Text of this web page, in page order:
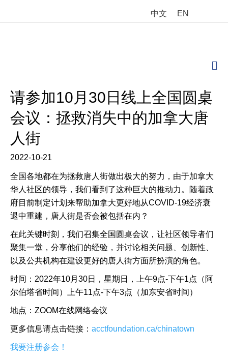
中文 EN
请参加10月30日线上全国圆桌
会议：拯救消失中的加拿大唐
人街
2022-10-21
全国各地都在为拯救唐人街做出极大的努力，由于加拿大
华人社区的领导，我们看到了这种巨大的推动力。随着政
府目前制定计划来帮助加拿大更好地从COVID-19经济衰
退中重建，唐人街是否会被包括在内？
在此关键时刻，我们召集全国圆桌会议，让社区领导者们
聚集一堂，分享他们的经验，并讨论相关问题、创新性、
以及公共机构在建设更好的唐人街方面所扮演的角色。
时间：2022年10月30日，星期日，上午9点-下午1点（阿
尔伯塔省时间）上午11点-下午3点（加东安省时间）
地点：ZOOM在线网络会议
更多信息请点击链接： acctfoundation.ca/chinatown
我要注册参会！